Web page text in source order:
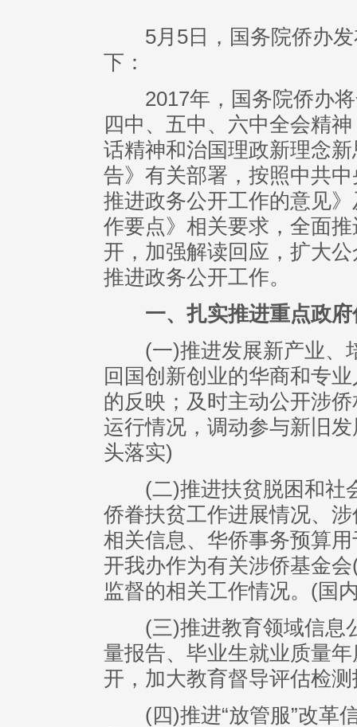
5月5日，国务院侨办发
下：
2017年，国务院侨办将
四中、五中、六中全会精
话精神和治国理政新理念
告》有关部署，按照中共
推进政务公开工作的意见
作要点》相关要求，全面
开，加强解读回应，扩大
推进政务公开工作。
一、扎实推进重点政
(一)推进发展新产业、
回国创新创业的华商和专
的反映；及时主动公开涉
运行情况，调动参与新旧
头落实)
(二)推进扶贫脱困和社
侨眷扶贫工作进展情况、
相关信息、华侨事务预算
开我办作为有关涉侨基金
监督的相关工作情况。(国
(三)推进教育领域信息
量报告、毕业生就业质量
开，加大教育督导评估检
(四)推进“放管服”改革信